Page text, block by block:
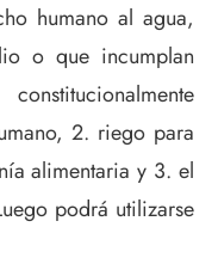
humano al agua,
o que incumplan
2. riego para
alimentaria y 3. el
podrá utilizarse